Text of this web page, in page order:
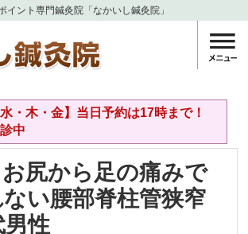
イント専門鍼灸院「なかいし鍼灸院」
・木・金】当日予約は17時まで！
中
お尻から足の痛みで
い腰部脊柱管狭窄
性